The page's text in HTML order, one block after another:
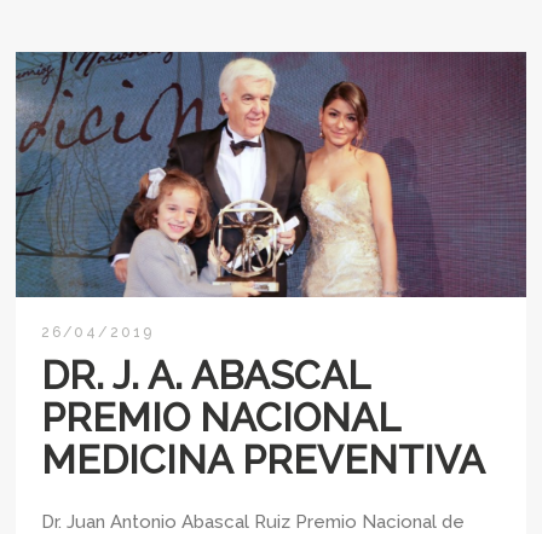
26/04/2019
DR. J. A. ABASCAL
PREMIO NACIONAL
MEDICINA PREVENTIVA
Dr. Juan Antonio Abascal Ruiz Premio Nacional de